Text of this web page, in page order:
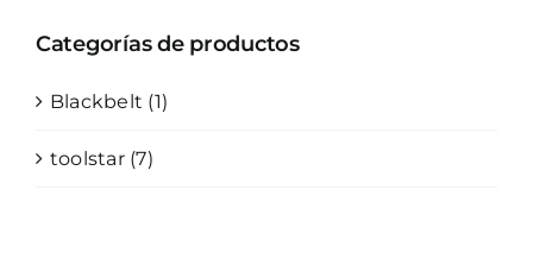
Categorías de productos
Blackbelt (1)
toolstar (7)